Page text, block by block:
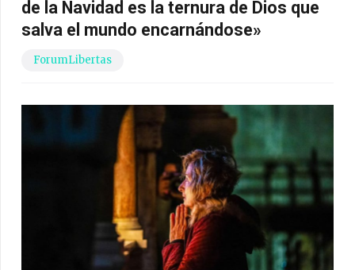
de la Navidad es la ternura de Dios que
salva el mundo encarnándose»
ForumLibertas